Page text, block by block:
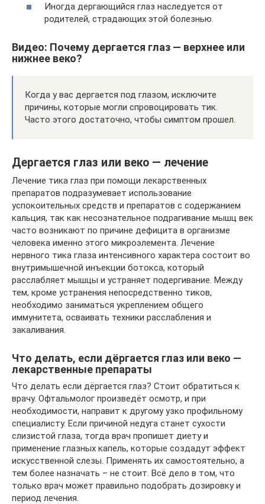
Иногда дергающийся глаз наследуется от
родителей, страдающих этой болезнью.
Видео: Почему дергается глаз — верхнее или
нижнее веко?
Когда у вас дергается под глазом, исключите
причины, которые могли спровоцировать тик.
Часто этого достаточно, чтобы симптом прошел.
Дергается глаз или веко — лечение
Лечение тика глаз при помощи лекарственных
препаратов подразумевает использование
успокоительных средств и препаратов с содержанием
кальция, так как несознательное подрагивание мышц век
часто возникают по причине дефицита в организме
человека именно этого микроэлемента. Лечение
нервного тика глаза интенсивного характера состоит во
внутримышечной инъекции ботокса, который
расслабляет мышцы и устраняет подергивание. Между
тем, кроме устранения непосредственно тиков,
необходимо заниматься укреплением общего
иммунитета, осваивать техники расслабления и
закаливания.
Что делать, если дёргается глаз или веко —
лекарственные препараты
Что делать если дёргается глаз? Стоит обратиться к
врачу. Офтальмолог произведёт осмотр, и при
необходимости, направит к другому узко профильному
специалисту. Если причиной недуга станет сухости
слизистой глаза, тогда врач пропишет диету и
применение глазных капель, которые создадут эффект
искусственной слезы. Применять их самостоятельно, а
тем более назначать – не стоит. Всё дело в том, что
только врач может правильно подобрать дозировку и
период лечения.